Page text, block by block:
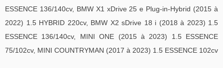
ESSENCE 136/140cv, BMW X1 xDrive 25 e Plug-in-Hybrid (2015 à
2022) 1.5 HYBRID 220cv, BMW X2 sDrive 18 i (2018 à 2023) 1.5
ESSENCE 136/140cv, MINI ONE (2015 à 2023) 1.5 ESSENCE
75/102cv, MINI COUNTRYMAN (2017 à 2023) 1.5 ESSENCE 102cv